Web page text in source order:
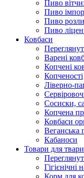
Пиво
Пиво
Пиво
Пиво
Ковбаси
Варені
Копчені
Копченості
Ліверно-
Сосиски,
Копчена
Ковбаси
Веганська
Кабаноси
Товари для
Гігієнічні
Корм для